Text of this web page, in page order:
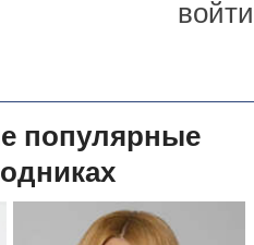
войти
популярные